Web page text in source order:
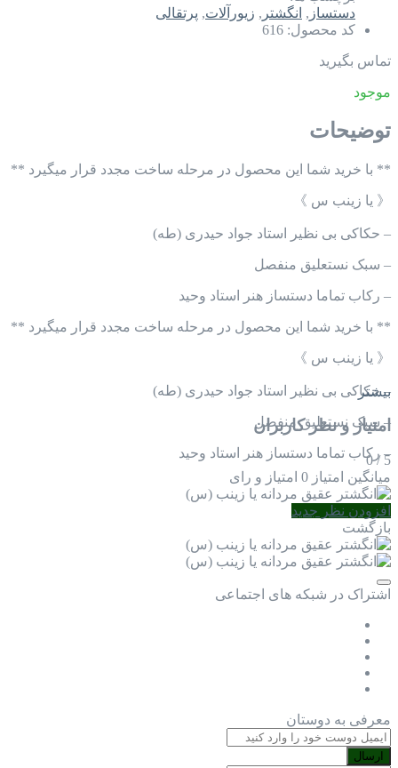
دستساز , انگشتر , زیورآلات, پرتقالی
کد محصول: 616
تماس بگیرید
موجود
توضیحات
** با خرید شما این محصول در مرحله ساخت مجدد قرار میگیرد **
《 یا زینب س 》
– حکاکی بی نظیر استاد جواد حیدری (طه)
– سبک نستعلیق منفصل
– رکاب تماما دستساز هنر استاد وحید
** با خرید شما این محصول در مرحله ساخت مجدد قرار میگیرد **
《 یا زینب س 》
– حکاکی بی نظیر استاد جواد حیدری (طه)
– سبک نستعلیق منفصل
– رکاب تماما دستساز هنر استاد وحید
بیشتر
امتیاز و نظر کاربران
5
/
0
میانگین امتیاز 0 امتیاز و رای
افزودن نظر جدید
بازگشت
اشتراک در شبکه های اجتماعی
معرفی به دوستان
ارسال